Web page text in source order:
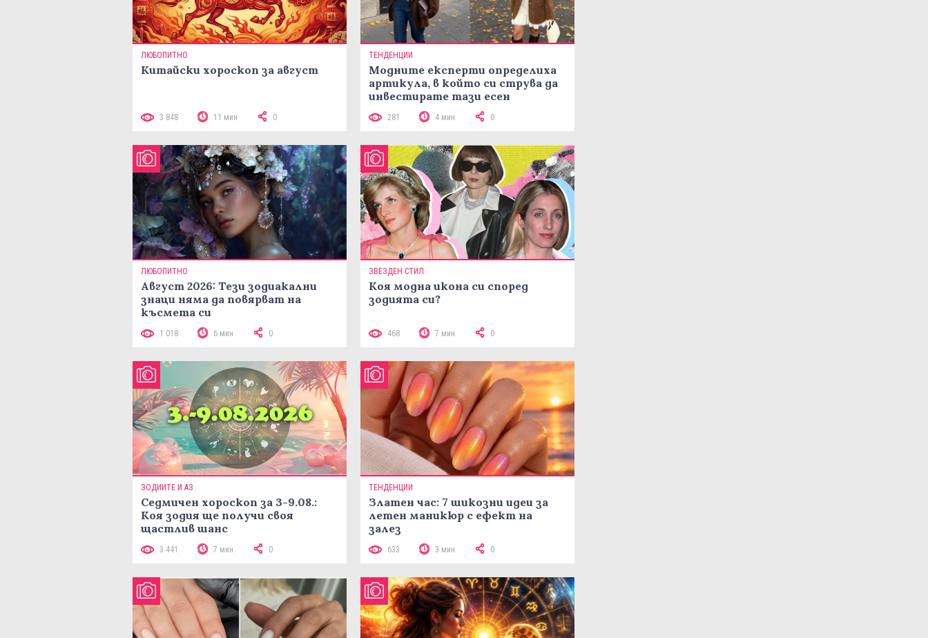
ЛЮБОПИТНО
Китайски хороскоп за август
3 848 11 мин 0
ТЕНДЕНЦИИ
Модните експерти определиха
артикула, в който си струва да
инвестирате тази есен
281 4 мин 0
ЛЮБОПИТНО
Август 2026: Тези зодиакални
знаци няма да повярват на
късмета си
1 018 6 мин 0
ЗВЕЗДЕН СТИЛ
Коя модна икона си според
зодията си?
468 7 мин 0
ЗОДИИТЕ И АЗ
Седмичен хороскоп за 3-9.08.:
Коя зодия ще получи своя
щастлив шанс
3 441 7 мин 0
ТЕНДЕНЦИИ
Златен час: 7 шикозни идеи за
летен маникюр с ефект на
залез
633 3 мин 0